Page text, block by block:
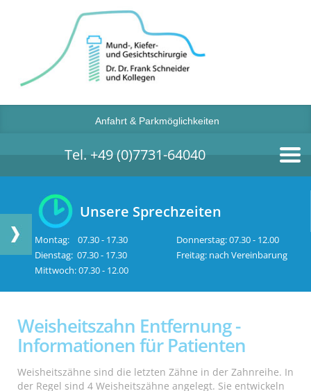
Anfahrt & Parkmöglichkeiten
Tel. +49 (0)7731-64040
Unsere Sprechzeiten
Montag: 07.30 - 17.30
Dienstag: 07.30 - 17.30
Mittwoch: 07.30 - 12.00
Donnerstag: 07.30 - 12.00
Freitag: nach Vereinbarung
Weisheitszahn Entfernung -
Informationen für Patienten
Weisheitszähne sind die letzten Zähne in der Zahnreihe. In
der Regel sind 4 Weisheitszähne angelegt. Sie entwickeln